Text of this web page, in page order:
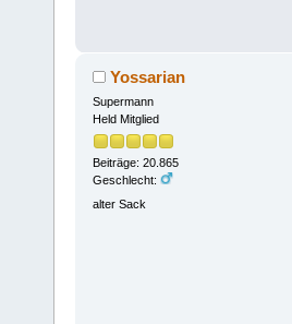
Yossarian
Supermann
Held Mitglied
Beiträge: 20.865
Geschlecht:
alter Sack